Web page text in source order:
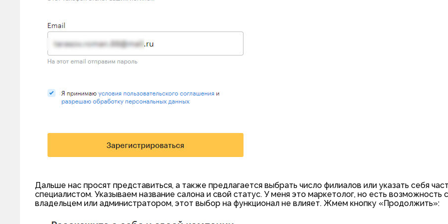
Дальше нас просят представиться, а также предлагается выбрать число филиалов или указать себя
специалистом. Указываем название салона и свой статус. У меня это маркетолог, но есть возможность
владельцем или администратором, этот выбор на функционал не влияет. Жмем кнопку «Продолжить»: